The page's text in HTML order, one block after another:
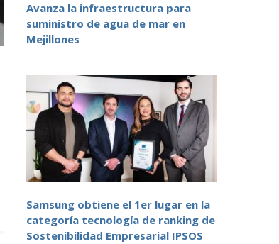
Avanza la infraestructura para
suministro de agua de mar en
Mejillones
Samsung obtiene el 1er lugar en la
categoría tecnología de ranking de
Sostenibilidad Empresarial IPSOS